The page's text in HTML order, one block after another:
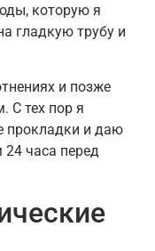
которую я
гладкую трубу и
и позже
С тех пор я
прокладки и даю
часа перед